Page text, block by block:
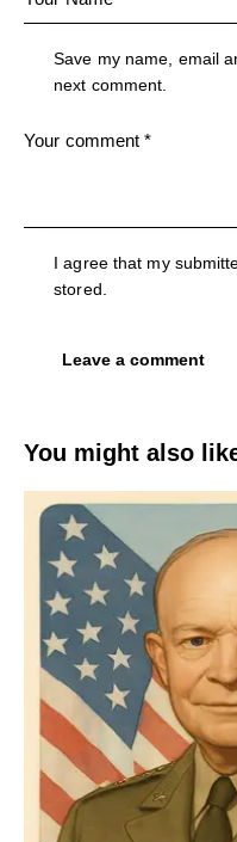
Save my name, email
next comment.
I agree that my
stored.
You might also